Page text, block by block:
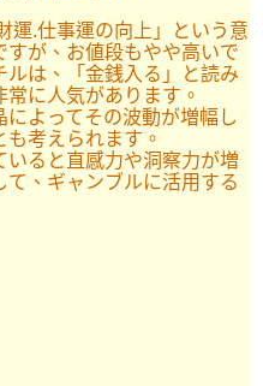
運.仕事運の向上」という意
すが、お値段もやや高いで
は、「金銭入る」と読み
に人気があります。
よってその波動が増幅し
考えられます。
いると直感力や洞察力が増
、ギャンブルに活用する